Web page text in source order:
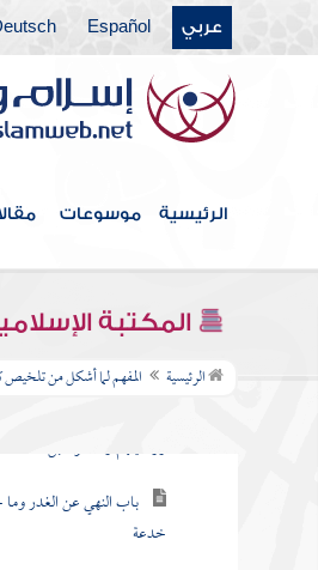
عربي Español
الرئيسية موسوعات
المكتبة
الرئيسية المفهم لما أشكل من
أبواب كسوف الشمس
كتاب الجنائز
كتاب الزكاة
كتاب الصوم
أبواب الاعتكاف وليلة القدر
كتاب الحج
كتاب الجهاد والسير
ووصيتهم والدعوة قبل القتال
باب النهي عن الغدر
خدعة